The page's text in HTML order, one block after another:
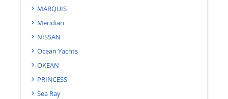
MARQUIS
Meridian
NISSAN
Ocean Yachts
OKEAN
PRINCESS
Sea Ray